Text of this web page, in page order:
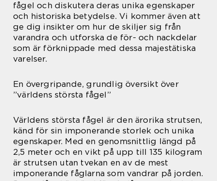
fågel och diskutera deras unika egenskaper
och historiska betydelse. Vi kommer även att
ge dig insikter om hur de skiljer sig från
varandra och utforska de för- och nackdelar
som är förknippade med dessa majestätiska
varelser.
En övergripande, grundlig översikt över
”världens största fågel”
Världens största fågel är den ärorika strutsen,
känd för sin imponerande storlek och unika
egenskaper. Med en genomsnittlig längd på
2,5 meter och en vikt på upp till 135 kilogram
är strutsen utan tvekan en av de mest
imponerande fåglarna som vandrar på jorden.